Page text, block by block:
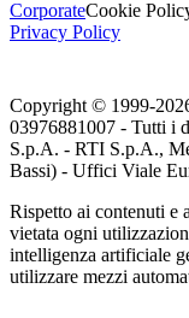
CorporateCookie
Privacy Policy
Copyright © 1999-
03976881007 - Tutti i
S.p.A. - RTI S.p.A.,
Bassi) - Uffici Viale
Rispetto ai contenuti e
vietata ogni
intelligenza artificiale
utilizzare mezzi